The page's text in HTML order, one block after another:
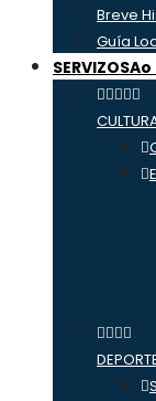
Breve
Guía
SERVIZOSAo